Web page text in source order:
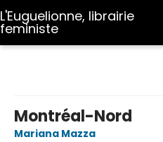
L'Euguelionne, librairie
feministe
Montréal-Nord
Mariana Mazza